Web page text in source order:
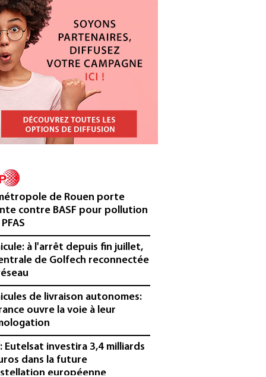
de Rouen porte
contre BASF pour pollution
à l'arrêt depuis fin juillet,
de Golfech reconnectée
de livraison autonomes:
ouvre la voie à leur
Eutelsat investira 3,4 milliards
dans la future
européenne